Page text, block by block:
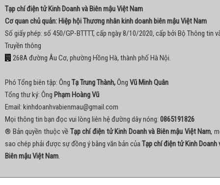
Tạp chí điện tử Kinh Doanh và Biên mậu Việt Nam
Cơ quan chủ quản: Hiệp hội Thương nhân kinh doanh biên mậu Việt Nam
Số giấy phép: số 450/GP-BTTTT, cấp ngày 8/10/2020, cấp bởi Bộ Thông tin
Truyền thông
268A đường Âu Cơ, phường Hồng Hà, thành phố Hà Nội.
Phó Tổng biên tập: Ông Tạ Trung Thành,Ông Vũ Minh Quân
Tổng thư ký: Ông Phạm Hoàng Vũ
Email: kinhdoanhvabienmau@gmail.com
Mọi thông tin bạn đọc vui lòng liên hệ đường dây nóng: 0865191826
® Bản quyền thuộc về Tạp chí điện tử Kinh Doanh và Biên mậu Việt Nam,
sao chép phải được sự đồng ý bằng văn bản củaTạp chí điện tử Kinh Doanh
Biên mậu Việt Nam.